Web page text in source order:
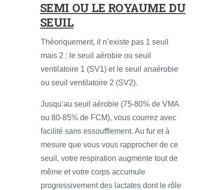
SEMI OU LE ROYAUME DU
SEUIL
Théoriquement, il n’existe pas 1 seuil
mais 2 : le seuil aérobie ou seuil
ventilatoire 1 (SV1) et le seuil anaérobie
ou seuil ventilatoire 2 (SV2).
Jusqu’au seuil aérobie (75-80% de VMA
ou 80-85% de FCM), vous courrez avec
facilité sans essoufflement. Au fur et à
mesure que vous vous rapprocher de ce
seuil, votre respiration augmente tout de
même et votre corps accumule
progressivement des lactates dont le rôle